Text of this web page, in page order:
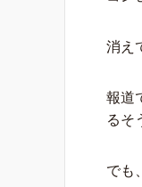
消え
報道
るそ
でも